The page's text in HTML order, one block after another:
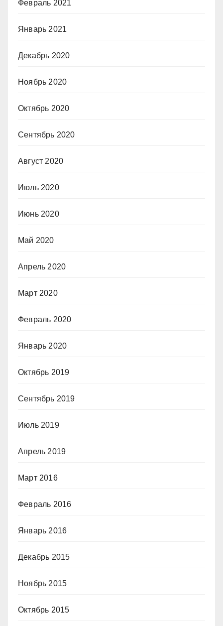
Февраль 2021
Январь 2021
Декабрь 2020
Ноябрь 2020
Октябрь 2020
Сентябрь 2020
Август 2020
Июль 2020
Июнь 2020
Май 2020
Апрель 2020
Март 2020
Февраль 2020
Январь 2020
Октябрь 2019
Сентябрь 2019
Июль 2019
Апрель 2019
Март 2016
Февраль 2016
Январь 2016
Декабрь 2015
Ноябрь 2015
Октябрь 2015